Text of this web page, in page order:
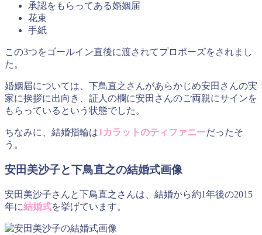
承認をもらってある婚姻届
花束
手紙
この3つをゴールイン直後に渡されてプロポーズをされまし
た。
婚姻届については、下鳥直之さんがあらかじめ安田さんの実
家に挨拶に出向き、証人の欄に安田さんのご両親にサインを
もらっているという状態でした。
ちなみに、結婚指輪は1カラットのティファニーだったそ
う。
安田美沙子と下鳥直之の結婚式画像
安田美沙子さんと下鳥直之さんは、結婚から約1年後の2015
年に結婚式を挙げています。